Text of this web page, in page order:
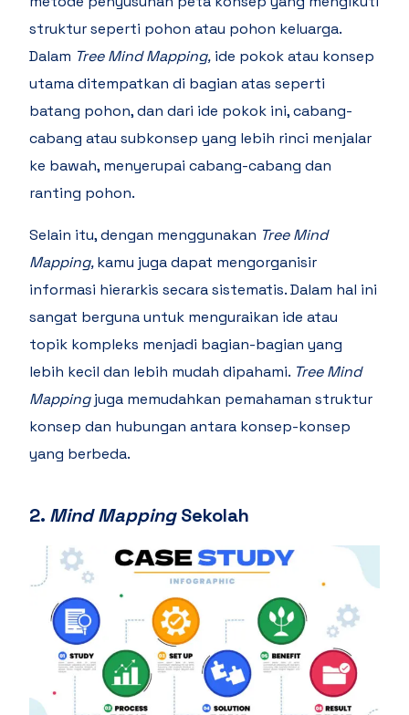
struktur seperti pohon atau pohon keluarga.
Dalam Tree Mind Mapping, ide pokok atau konsep
utama ditempatkan di bagian atas seperti
batang pohon, dan dari ide pokok ini, cabang-
cabang atau subkonsep yang lebih rinci menjalar
ke bawah, menyerupai cabang-cabang dan
ranting pohon.
Selain itu, dengan menggunakan Tree Mind
Mapping,kamu juga dapat mengorganisir
informasi hierarkis secara sistematis. Dalam hal ini
sangat berguna untuk menguraikan ide atau
topik kompleks menjadi bagian-bagian yang
lebih kecil dan lebih mudah dipahami. Tree Mind
Mappingjuga memudahkan pemahaman struktur
konsep dan hubungan antara konsep-konsep
yang berbeda.
2. Mind MappingSekolah